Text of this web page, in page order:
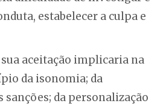
estabelecer a culpa e
sua aceitação implicaria na
da isonomia; da
sanções; da personalização